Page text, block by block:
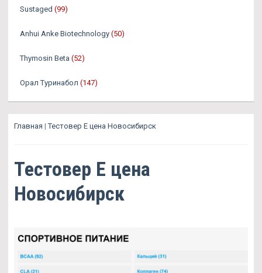
Sustaged (99)
Anhui Anke Biotechnology (50)
Thymosin Beta (52)
Орал Туринабол (147)
Главная |Тестовер Е цена Новосибирск
Тестовер Е цена
Новосибирск